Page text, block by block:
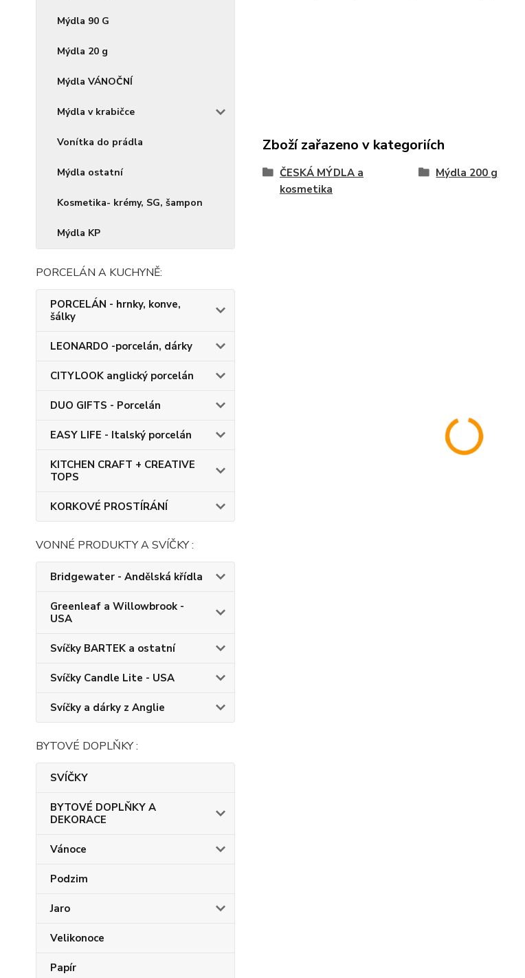
Mýdla 90 G
Mýdla 20 g
Mýdla VÁNOČNÍ
Mýdla v krabičce
Vonítka do prádla
Mýdla ostatní
Kosmetika- krémy, SG, šampon
Mýdla KP
PORCELÁN A KUCHYNĚ:
PORCELÁN - hrnky, konve,
šálky
LEONARDO -porcelán, dárky
CITYLOOK anglický porcelán
DUO GIFTS - Porcelán
EASY LIFE - Italský porcelán
KITCHEN CRAFT + CREATIVE
TOPS
KORKOVÉ PROSTÍRÁNÍ
VONNÉ PRODUKTY A SVÍČKY :
Bridgewater - Andělská křídla
Greenleaf a Willowbrook -
USA
Svíčky BARTEK a ostatní
Svíčky Candle Lite - USA
Svíčky a dárky z Anglie
BYTOVÉ DOPLŇKY :
SVÍČKY
BYTOVÉ DOPLŇKY A
DEKORACE
Vánoce
Podzim
Jaro
Velikonoce
Papír
Zboží zařazeno v kategoriích
ČESKÁ MÝDLA a
kosmetika
Mýdla 200 g